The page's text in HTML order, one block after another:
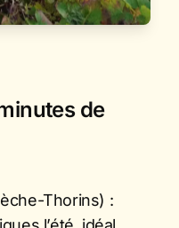
de
Thorins) :